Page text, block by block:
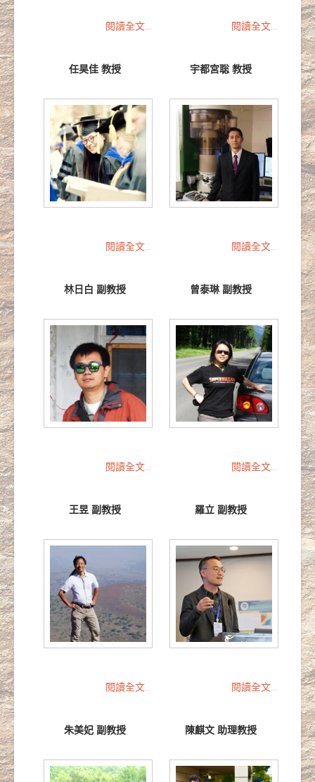
閱讀全文... 閱讀全文...
任昊佳 教授
閱讀全文...
宇都宮聡 教授
閱讀全文...
林日白 副教授
閱讀全文...
曾泰琳 副教授
閱讀全文...
王昱 副教授
閱讀全文...
羅立 副教授
閱讀全文...
朱美妃 副教授 陳麒文 助理教授